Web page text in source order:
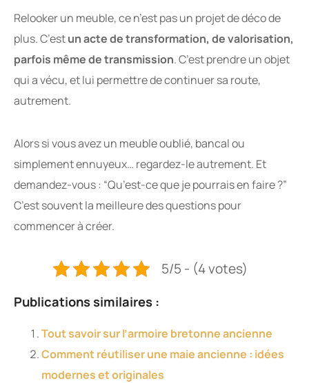
Relooker un meuble, ce n’est pas un projet de déco de
plus. C’estun acte de transformation, de valorisation,
parfois même de transmission. C’est prendre un objet
qui a vécu, et lui permettre de continuer sa route,
autrement.
Alors si vous avez un meuble oublié, bancal ou
simplement ennuyeux… regardez-le autrement. Et
demandez-vous : “Qu’est-ce que je pourrais en faire ?”
C’est souvent la meilleure des questions pour
commencer à créer.
5/5 - (4 votes)
Publications similaires :
Tout savoir sur l’armoire bretonne ancienne
Comment réutiliser une maie ancienne : idées
modernes et originales